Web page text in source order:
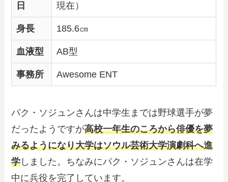
日
現在）
身長 185.6㎝
血液型 AB型
事務所 Awesome ENT
パク・ソジュンさんは中学生までは野球選手が夢
だったようですが高校一年生のころから俳優を夢
みるようになり大学はソウル芸術大学演劇科へ進
学 しました。ちなみにパク・ソジュンさんは在学
中に兵役を完了しています。